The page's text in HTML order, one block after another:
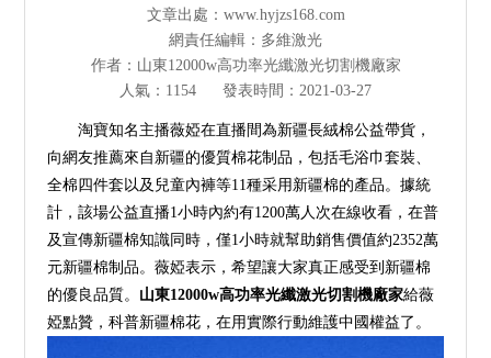
其他切割設備及配件
解決方案
多維資訊
走進多維
文章出處：www.hyjzs168.com
網責任編輯：多維激光
作者：山東12000w高功率光纖激光切割機廠家
人氣：1154
發表時間：2021-03-27
淘寶知名主播薇婭在直播間為新疆長絨棉公益帶貨，
向網友推薦來自新疆的優質棉花制品，包括毛浴巾套裝、
全棉四件套以及兒童內褲等11種采用新疆棉的產品。據統
計，該場公益直播1小時內約有1200萬人次在線收看，在普
及宣傳新疆棉知識同時，僅1小時就幫助銷售價值約2352萬
元新疆棉制品。薇婭表示，希望讓大家真正感受到新疆棉
的優良品質。 山東12000w高功率光纖激光切割機廠家給薇
婭點贊，科普新疆棉花，在用實際行動維護中國權益了。